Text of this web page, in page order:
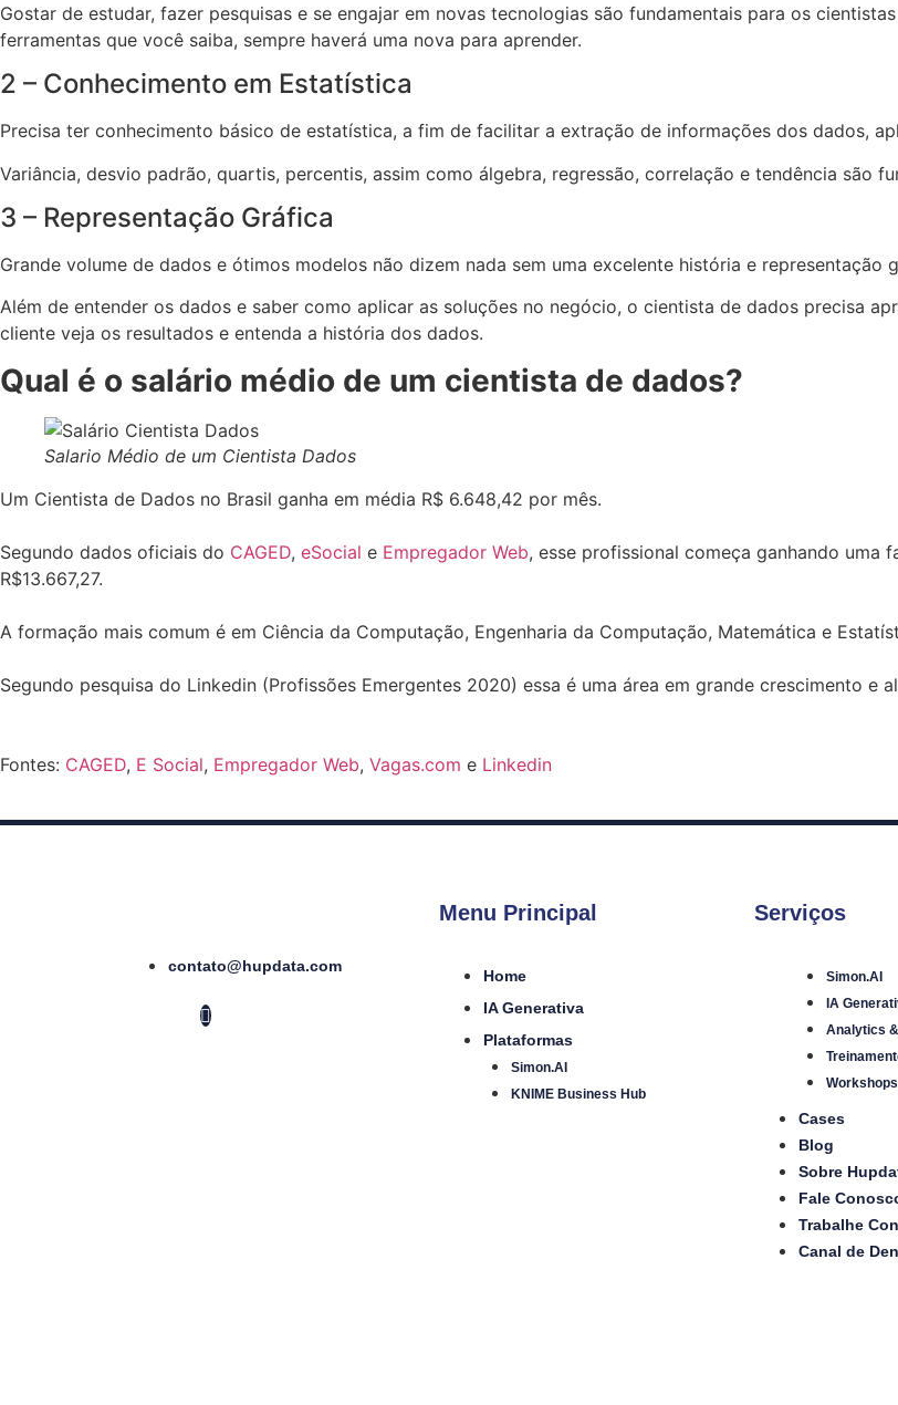
Gostar de estudar, fazer pesquisas e se engajar em novas tecnologias são fundamentais para os
ferramentas que você saiba, sempre haverá uma nova para aprender.
2 – Conhecimento em Estatística
Precisa ter conhecimento básico de estatística, a fim de facilitar a extração de informações dos dados,
Variância, desvio padrão, quartis, percentis, assim como álgebra, regressão, correlação e tendência são
3 – Representação Gráfica
Grande volume de dados e ótimos modelos não dizem nada sem uma excelente história e representação
Além de entender os dados e saber como aplicar as soluções no negócio, o cientista de dados precisa
cliente veja os resultados e entenda a história dos dados.
Qual é o salário médio de um cientista de dados?
Salario Médio de um Cientista Dados
Um Cientista de Dados no Brasil ganha em média R$ 6.648,42 por mês.
Segundo dados oficiais do CAGED, eSocial e Empregador Web, esse profissional começa ganhando uma
R$13.667,27.
A formação mais comum é em Ciência da Computação, Engenharia da Computação, Matemática e
Segundo pesquisa do Linkedin (Profissões Emergentes 2020) essa é uma área em grande crescimento e
Fontes: CAGED, E Social, Empregador Web, Vagas.com e Linkedin
contato@hupdata.com
Menu Principal
Home
IA Generativa
Plataformas
Simon.AI
KNIME Business Hub
Serviços
Simon.AI
IA
Analytics
Workshops
Cases
Blog
Sobre
Fale
Trabalhe
Canal de